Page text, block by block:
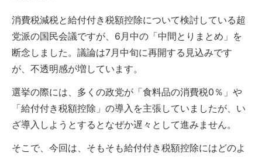
消費税減税と給付付き税額控除について検討している超
党派の国民会議ですが、6月中の「中間とりまとめ」を
断念しました。議論は7月中旬に再開する見込みです
が、不透明感が増しています。
選挙の際には、多くの政党が「食料品の消費税0％」や
「給付付き税額控除」の導入を主張していましたが、い
ざ導入しようとするとなぜか遅々として進みません。
そこで、今回は、そもそも給付付き税額控除にはどのよ